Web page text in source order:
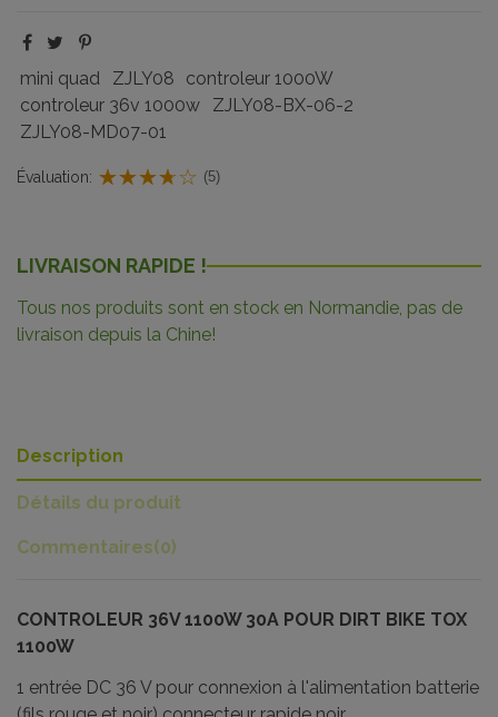
mini quad ZJLY08
controleur 1000W
controleur 36v 1000w
ZJLY08-BX-06-2
ZJLY08-MD07-01
Évaluation: (5)
LIVRAISON RAPIDE !
Tous nos produits sont en stock en Normandie, pas de
livraison depuis la Chine!
Description
Détails du produit
Commentaires(0)
CONTROLEUR 36V 1100W 30A POUR DIRT BIKE TOX
1100W
1 entrée DC 36 V pour connexion à l'alimentation batterie